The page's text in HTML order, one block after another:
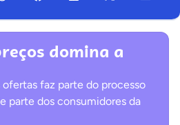
domina a
faz parte do processo
parte dos consumidores da